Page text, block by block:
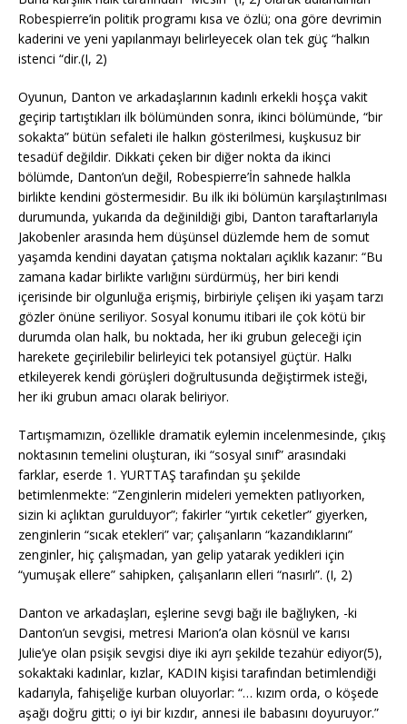
Robespierre’in politik programı kısa ve özlü; ona göre devrimin
kaderini ve yeni yapılanmayı belirleyecek olan tek güç “halkın
istenci “dir.(I, 2)
Oyunun, Danton ve arkadaşlarının kadınlı erkekli hoşça vakit
geçirip tartıştıkları ilk bölümünden sonra, ikinci bölümünde, “bir
sokakta” bütün sefaleti ile halkın gösterilmesi, kuşkusuz bir
tesadüf değildir. Dikkati çeken bir diğer nokta da ikinci
bölümde, Danton’un değil, Robespierre’İn sahnede halkla
birlikte kendini göstermesidir. Bu ilk iki bölümün karşılaştırılması
durumunda, yukarıda da değinildiği gibi, Danton taraftarlarıyla
Jakobenler arasında hem düşünsel düzlemde hem de somut
yaşamda kendini dayatan çatışma noktaları açıklık kazanır: “Bu
zamana kadar birlikte varlığını sürdürmüş, her biri kendi
içerisinde bir olgunluğa erişmiş, birbiriyle çelişen iki yaşam tarzı
gözler önüne seriliyor. Sosyal konumu itibari ile çok kötü bir
durumda olan halk, bu noktada, her iki grubun geleceği için
harekete geçirilebilir belirleyici tek potansiyel güçtür. Halkı
etkileyerek kendi görüşleri doğrultusunda değiştirmek isteği,
her iki grubun amacı olarak beliriyor.
Tartışmamızın, özellikle dramatik eylemin incelenmesinde, çıkış
noktasının temelini oluşturan, iki “sosyal sınıf” arasındaki
farklar, eserde 1. YURTTAŞ tarafından şu şekilde
betimlenmekte: “Zenginlerin mideleri yemekten patlıyorken,
sizin ki açlıktan gurulduyor”; fakirler “yırtık ceketler” giyerken,
zenginlerin “sıcak etekleri” var; çalışanların “kazandıklarını”
zenginler, hiç çalışmadan, yan gelip yatarak yedikleri için
“yumuşak ellere” sahipken, çalışanların elleri “nasırlı”. (I, 2)
Danton ve arkadaşları, eşlerine sevgi bağı ile bağlıyken, -ki
Danton’un sevgisi, metresi Marion’a olan kösnül ve karısı
Julie’ye olan psişik sevgisi diye iki ayrı şekilde tezahür ediyor(5),
sokaktaki kadınlar, kızlar, KADIN kişisi tarafından betimlendiği
kadarıyla, fahişeliğe kurban oluyorlar: “… kızım orda, o köşede
aşağı doğru gitti; o iyi bir kızdır, annesi ile babasını doyuruyor.”